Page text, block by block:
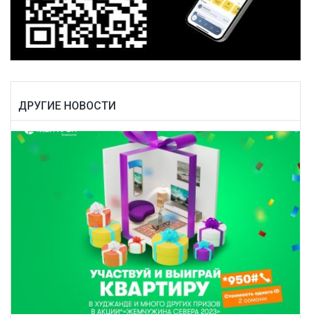
ДРУГИЕ НОВОСТИ